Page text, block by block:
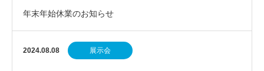
年末年始休業のお知らせ
2024.08.08 展示会